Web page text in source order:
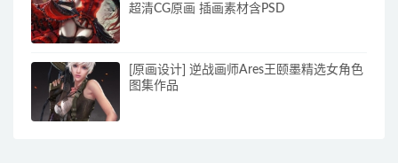
超清CG原画 插画素材含PSD
[原画设计] 逆战画师Ares王颐墨精选女角色
图集作品